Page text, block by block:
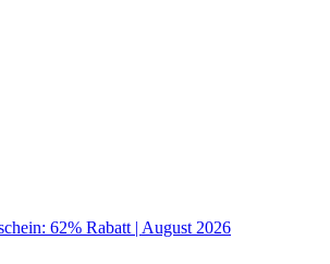
62% Rabatt | August 2026